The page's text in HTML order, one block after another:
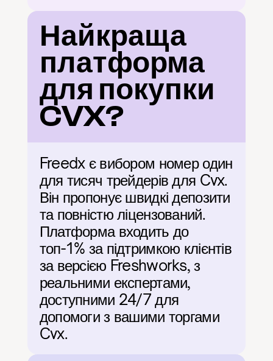
Найкраща
платформа
для покупки
CVX?
Freedx є вибором номер один
для тисяч трейдерів для Cvx.
Він пропонує швидкі депозити
та повністю ліцензований.
Платформа входить до
топ-1% за підтримкою клієнтів
за версією Freshworks, з
реальними експертами,
доступними 24/7 для
допомоги з вашими торгами
Cvx.